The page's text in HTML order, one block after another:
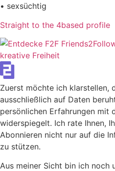
• sexsüchtig
Straight to the 4based profile
Zuerst möchte ich klarstellen,
ausschließlich auf Daten
persönlichen Erfahrungen mit
widerspiegelt. Ich rate Ihnen,
Abonnieren nicht nur auf die
zu stützen.
Aus meiner Sicht bin ich noch